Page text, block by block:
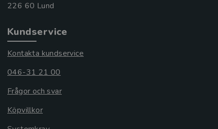
Kundservice
Kontakta kundservice
046-31 21 00
Frågor och svar
Köpvillkor